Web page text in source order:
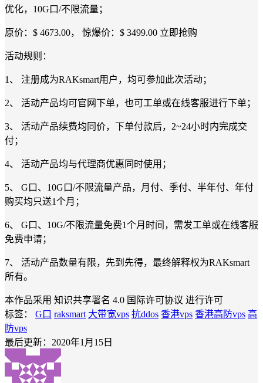
优化，10G口/不限流量；
原价：$ 4673.00， 惊爆价：$ 3499.00 立即抢购
活动规则：
1、 注册成为RAKsmart用户，均可参加此次活动；
2、 活动产品均可官网下单，也可工单或在线客服进行下单；
3、 活动产品续费均同价，下单付款后，2~24小时内完成交
付；
4、 活动产品均与代理商优惠同时使用；
5、 G口、10G口/不限流量产品，月付、季付、半年付、年付
购买均只送1个月；
6、 G口、10G/不限流量免费1个月时间，需发工单或在线客服
免费申请；
7、 活动产品数量有限，先到先得，最终解释权为RAKsmart
所有。
本作品采用 知识共享署名 4.0 国际许可协议 进行许可
标签：
G口 raksmart 大带宽vps 抗ddos 香港vps 香港高防vps 高
防vps
最后更新：2020年1月15日